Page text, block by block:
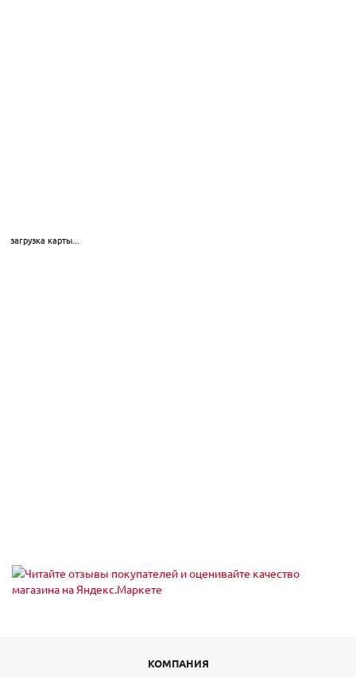
загрузка карты...
КОМПАНИЯ